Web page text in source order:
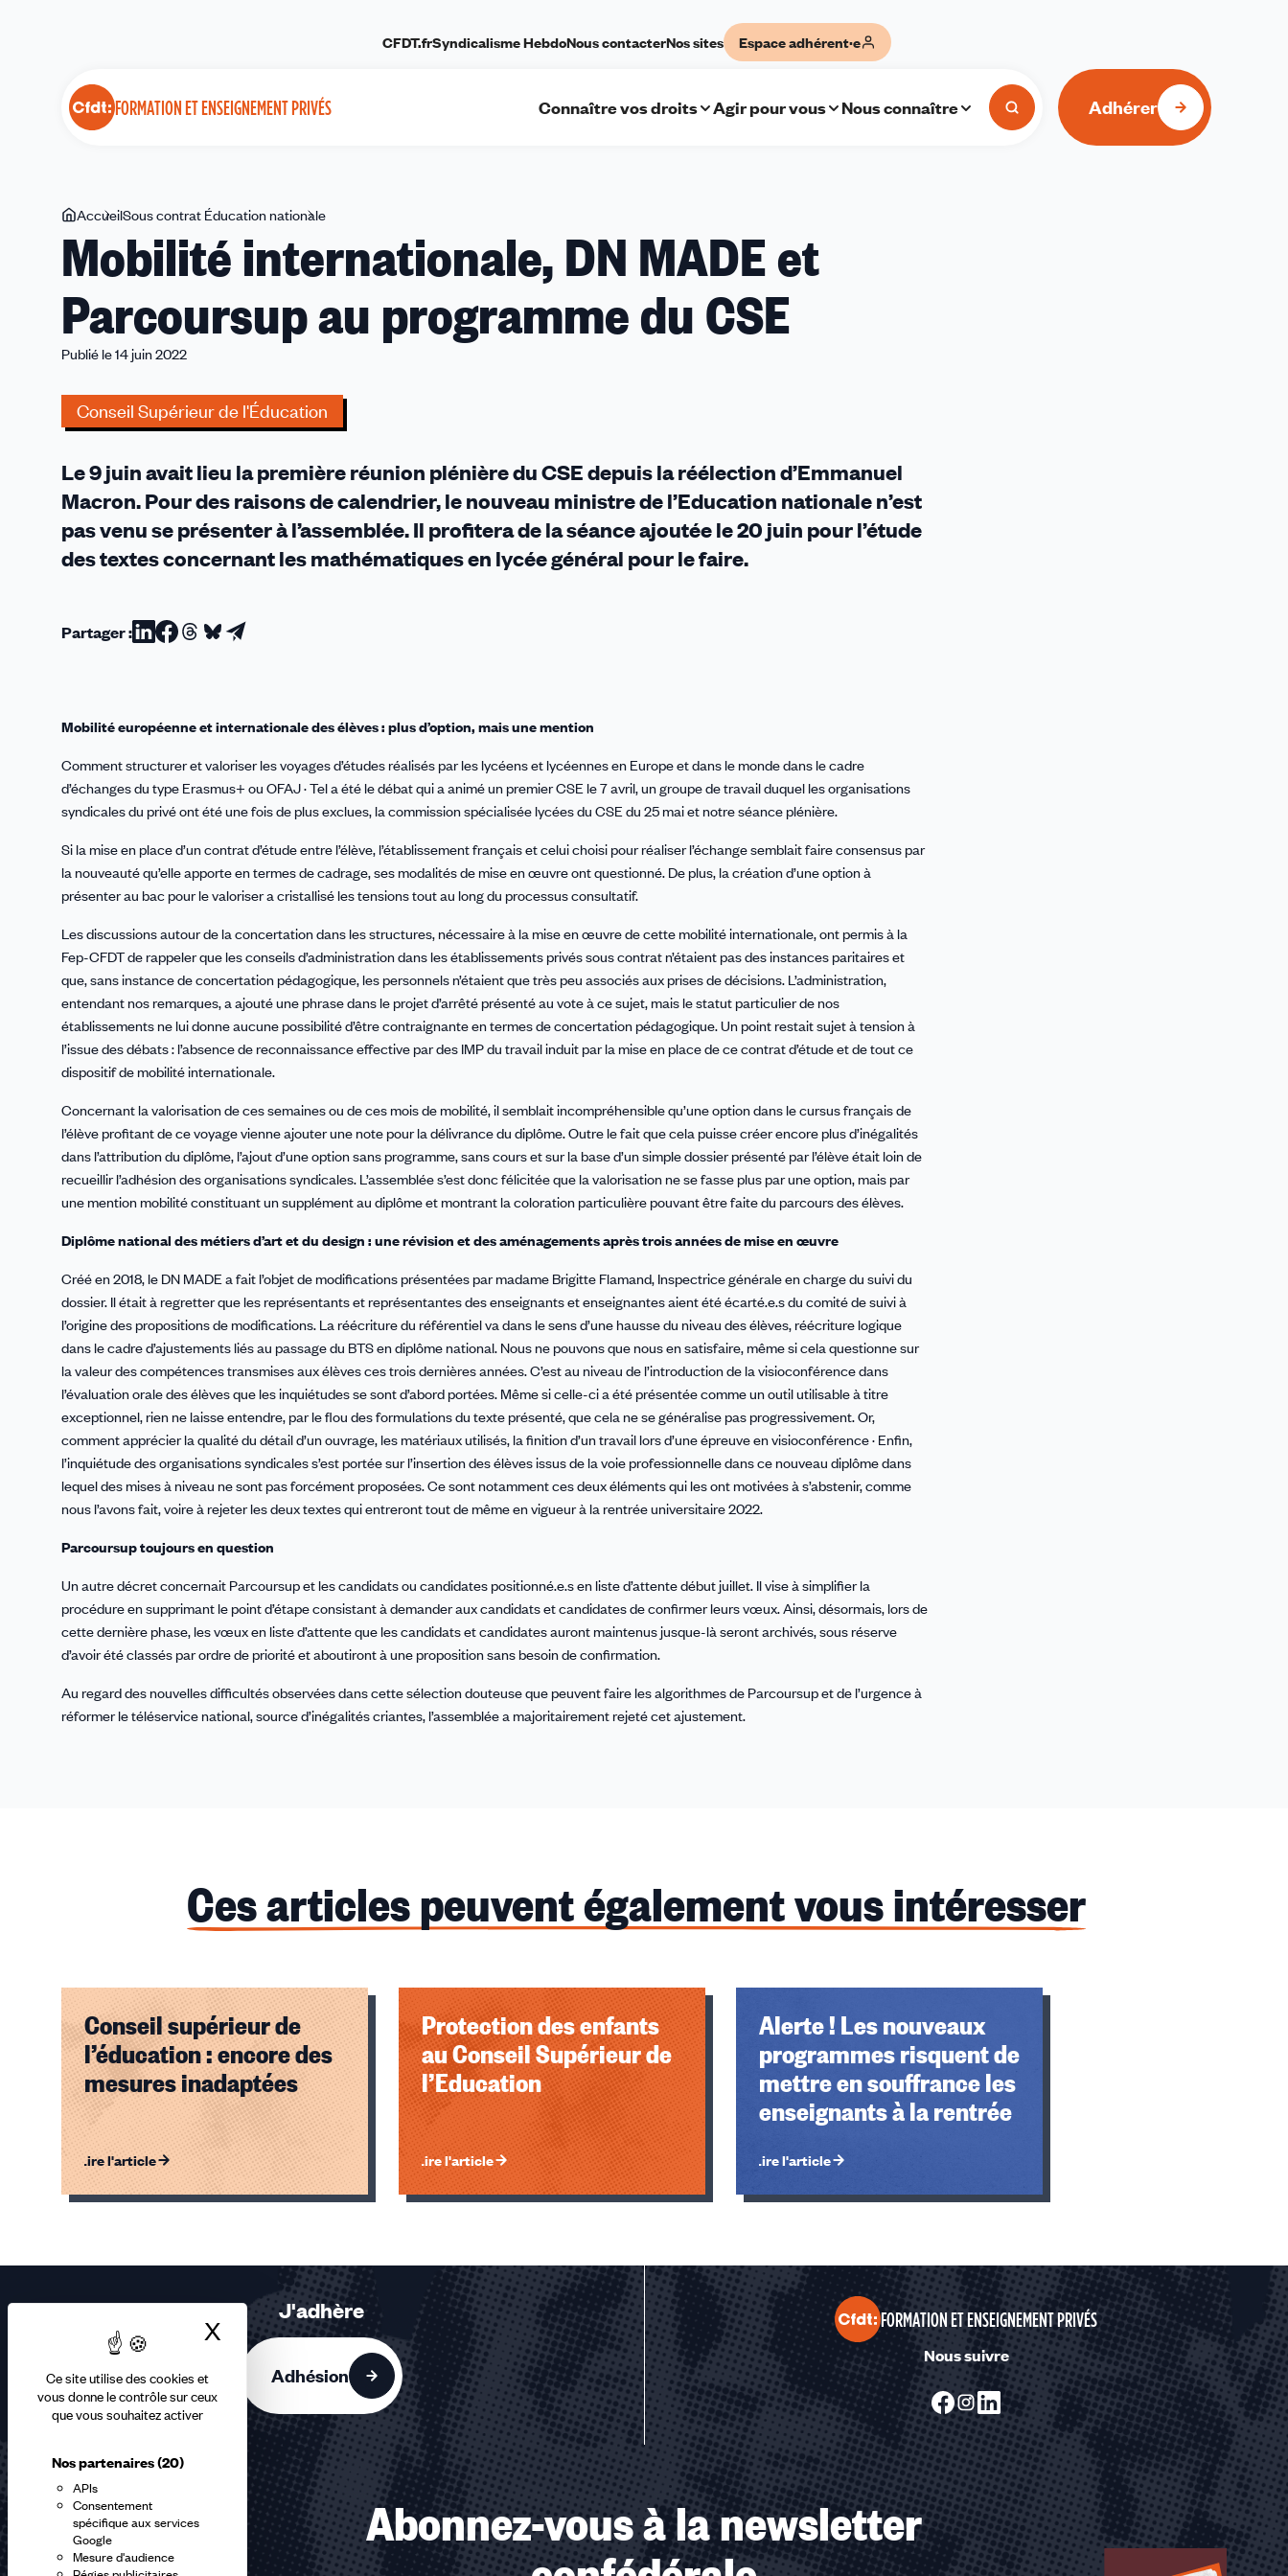
Ce site utilise des cookies et
vous donne le contrôle sur ceux
que vous souhaitez activer
Nos partenaires(20)
APIs
Consentement
spécifique aux services
Google
Mesure d'audience
X Masquer le bandeau des cookies
FORMATION ET ENSEIGNEMENT PRIVÉS
CFDT.frSyndicalisme HebdoNous contacterNos sites Espace adhérent·e
Connaître vos droits Agir pour vous Nous connaître Adhérer
Vous
êtes
ici
AccueilSous contrat Éducation nationale
internationale,
DN
et
Parcoursup
du
CSE
Mobilité internationale, DN MADE et
Parcoursup au programme du CSE
Publié le 14 juin 2022
Conseil Supérieur de l'Éducation
Le 9 juin avait lieu la première réunion plénière du CSE depuis la réélection d’Emmanuel
Macron. Pour des raisons de calendrier, le nouveau ministre de l’Education nationale n’est
pas venu se présenter à l’assemblée. Il profitera de la séance ajoutée le 20 juin pour l’étude
des textes concernant les mathématiques en lycée général pour le faire.
Partager :Partager
Partager
Partager
Partager
Partager
Mobilité européenne et internationale des élèves : plus d’option, mais une mention
Comment structurer et valoriser les voyages d’études réalisés par les lycéens et lycéennes en Europe et dans le monde dans le cadre
d’échanges du type Erasmus+ ou OFAJ · Tel a été le débat qui a animé un premier CSE le 7 avril, un groupe de travail duquel les organisations
syndicales du privé ont été une fois de plus exclues, la commission spécialisée lycées du CSE du 25 mai et notre séance plénière.
Si la mise en place d’un contrat d’étude entre l’élève, l’établissement français et celui choisi pour réaliser l’échange semblait faire consensus par
la nouveauté qu’elle apporte en termes de cadrage, ses modalités de mise en œuvre ont questionné. De plus, la création d’une option à
présenter au bac pour le valoriser a cristallisé les tensions tout au long du processus consultatif.
Les discussions autour de la concertation dans les structures, nécessaire à la mise en œuvre de cette mobilité internationale, ont permis à la
Fep-CFDT de rappeler que les conseils d’administration dans les établissements privés sous contrat n’étaient pas des instances paritaires et
que, sans instance de concertation pédagogique, les personnels n’étaient que très peu associés aux prises de décisions. L’administration,
entendant nos remarques, a ajouté une phrase dans le projet d’arrêté présenté au vote à ce sujet, mais le statut particulier de nos
établissements ne lui donne aucune possibilité d’être contraignante en termes de concertation pédagogique. Un point restait sujet à tension à
l’issue des débats : l’absence de reconnaissance effective par des IMP du travail induit par la mise en place de ce contrat d’étude et de tout ce
dispositif de mobilité internationale.
Concernant la valorisation de ces semaines ou de ces mois de mobilité, il semblait incompréhensible qu’une option dans le cursus français de
l’élève profitant de ce voyage vienne ajouter une note pour la délivrance du diplôme. Outre le fait que cela puisse créer encore plus d’inégalités
dans l’attribution du diplôme, l’ajout d’une option sans programme, sans cours et sur la base d’un simple dossier présenté par l’élève était loin de
recueillir l’adhésion des organisations syndicales. L’assemblée s’est donc félicitée que la valorisation ne se fasse plus par une option, mais par
une mention mobilité constituant un supplément au diplôme et montrant la coloration particulière pouvant être faite du parcours des élèves.
Diplôme national des métiers d’art et du design : une révision et des aménagements après trois années de mise en œuvre
Créé en 2018, le DN MADE a fait l’objet de modifications présentées par madame Brigitte Flamand, Inspectrice générale en charge du suivi du
dossier. Il était à regretter que les représentants et représentantes des enseignants et enseignantes aient été écarté.e.s du comité de suivi à
l’origine des propositions de modifications. La réécriture du référentiel va dans le sens d’une hausse du niveau des élèves, réécriture logique
dans le cadre d’ajustements liés au passage du BTS en diplôme national. Nous ne pouvons que nous en satisfaire, même si cela questionne sur
la valeur des compétences transmises aux élèves ces trois dernières années. C’est au niveau de l’introduction de la visioconférence dans
l’évaluation orale des élèves que les inquiétudes se sont d’abord portées. Même si celle-ci a été présentée comme un outil utilisable à titre
exceptionnel, rien ne laisse entendre, par le flou des formulations du texte présenté, que cela ne se généralise pas progressivement. Or,
comment apprécier la qualité du détail d’un ouvrage, les matériaux utilisés, la finition d’un travail lors d’une épreuve en visioconférence · Enfin,
l’inquiétude des organisations syndicales s’est portée sur l’insertion des élèves issus de la voie professionnelle dans ce nouveau diplôme dans
lequel des mises à niveau ne sont pas forcément proposées. Ce sont notamment ces deux éléments qui les ont motivées à s’abstenir, comme
nous l’avons fait, voire à rejeter les deux textes qui entreront tout de même en vigueur à la rentrée universitaire 2022.
Parcoursup toujours en question
Un autre décret concernait Parcoursup et les candidats ou candidates positionné.e.s en liste d’attente début juillet. Il vise à simplifier la
procédure en supprimant le point d’étape consistant à demander aux candidats et candidates de confirmer leurs vœux. Ainsi, désormais, lors de
cette dernière phase, les vœux en liste d’attente que les candidats et candidates auront maintenus jusque-là seront archivés, sous réserve
d’avoir été classés par ordre de priorité et aboutiront à une proposition sans besoin de confirmation.
Au regard des nouvelles difficultés observées dans cette sélection douteuse que peuvent faire les algorithmes de Parcoursup et de l’urgence à
réformer le téléservice national, source d’inégalités criantes, l’assemblée a majoritairement rejeté cet ajustement.
Ces articles peuvent également vous intéresser
Conseil supérieur de
l’éducation : encore des
mesures inadaptées
Lire l'article
Protection des enfants
au Conseil Supérieur de
l’Education
Lire l'article
Alerte ! Les nouveaux
programmes risquent de
mettre en souffrance les
enseignants à la rentrée
Lire l'article
Éléments
sur
accessibles
J'adhère
Adhésion
FORMATION ET ENSEIGNEMENT PRIVÉS
Nous suivre
Abonnez-vous à la newsletter